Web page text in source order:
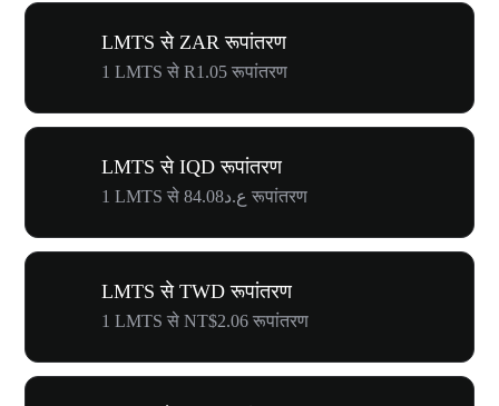
LMTS से ZAR रूपांतरण
1 LMTS से R1.05 रूपांतरण
LMTS से IQD रूपांतरण
1 LMTS से ع.د84.08 रूपांतरण
LMTS से TWD रूपांतरण
1 LMTS से NT$2.06 रूपांतरण